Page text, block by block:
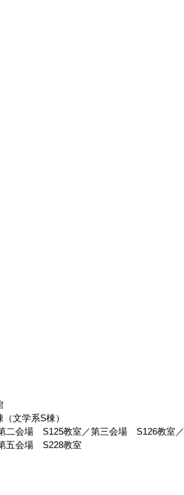
学系S棟）
教室／第三会場 S126教室／
S228教室